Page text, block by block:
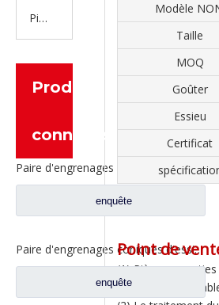
Pièces de moteur
Produits
connexes
Paire d'engrenages coniques à essieu moyen 27/18 pour pièces de rechange de camion Ankai & BENZ Foton Auman HFF2502040/41CK1BZ
enquête
Paire d'engrenages coniques d'essieu arrière 21/28 pour pièces de rechange de camion Ankai & BENZ Foton Auman HFF2402038/39CK1BZ
enquête
Modèle
Taille
MOQ
Goûter
Essieu
Certificat
Point de
(1) Pièces
du produit est